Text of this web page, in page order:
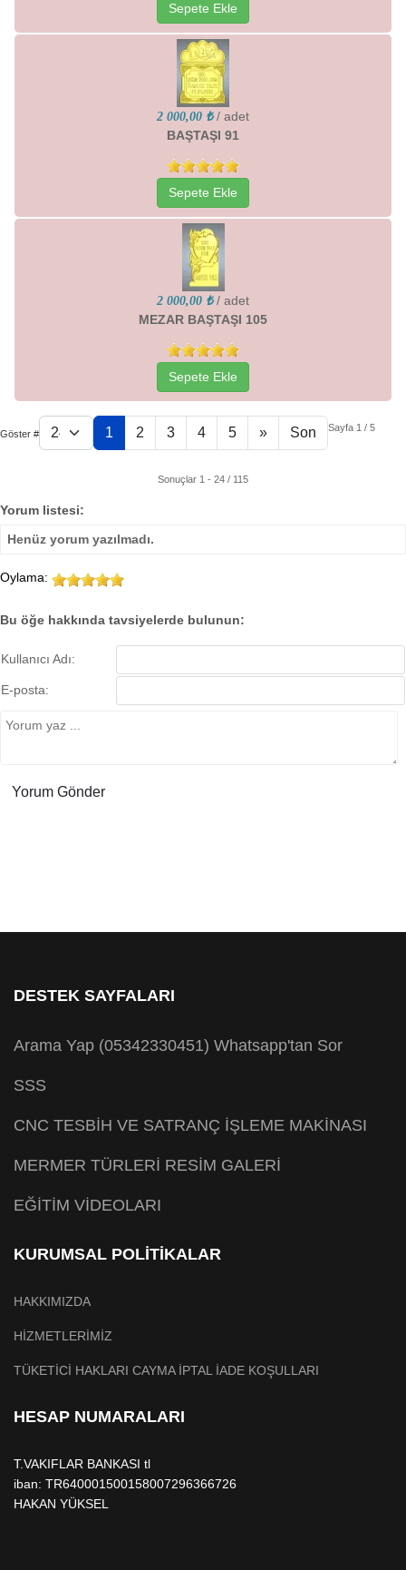
Sepete Ekle
2 000,00 ₺ / adet
BAŞTAŞI 91
Sepete Ekle
2 000,00 ₺ / adet
MEZAR BAŞTAŞI 105
Sepete Ekle
Göster # 1 2 3 4 5 » Son Sayfa 1 / 5
Sonuçlar 1 - 24 / 115
Yorum listesi:
Henüz yorum yazılmadı.
Oylama:
Bu öğe hakkında tavsiyelerde bulunun:
Kullanıcı Adı:
E-posta:
DESTEK SAYFALARI
Arama Yap (05342330451) Whatsapp'tan Sor
SSS
CNC TESBİH VE SATRANÇ İŞLEME MAKİNASI
MERMER TÜRLERİ RESİM GALERİ
EĞİTİM VİDEOLARI
KURUMSAL POLİTİKALAR
HAKKIMIZDA
HİZMETLERİMİZ
TÜKETİCİ HAKLARI CAYMA İPTAL İADE KOŞULLARI
HESAP NUMARALARI
T.VAKIFLAR BANKASI tl
iban: TR640001500158007296366726
HAKAN YÜKSEL